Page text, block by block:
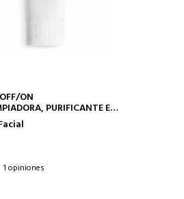
AÑADIR A LA CESTA
ON
PURIFICANTE E
1 opiniones